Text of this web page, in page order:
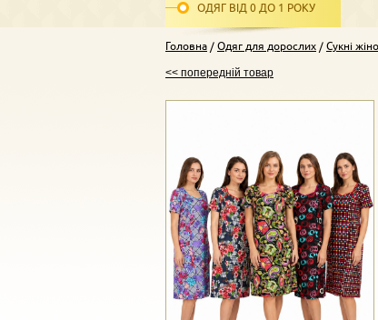
ОДЯГ ВІД 0 ДО 1 РОКУ
Головна Одяг для дорослих Сукні
<< попередній товар